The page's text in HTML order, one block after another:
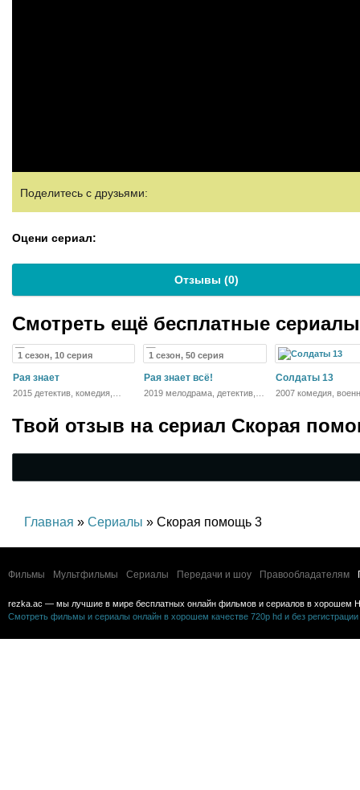
Поделитесь с друзьями:
Оцени сериал:
Отзывы (0)
Смотреть ещё бесплатные
1 сезон, 10 серия
Рая знает
2015 детектив, комедия,
1 сезон, 50 серия
Рая знает всё!
2019 мелодрама, детектив,
Солдаты 13
2007 комедия,
Твой отзыв на сериал Скорая
Главная » Сериалы » Скорая помощь 3
Фильмы Мультфильмы Сериалы Передачи и шоу Правообладателям
rezka.ac — мы лучшие в мире бесплатных онлайн фильмов и сериалов в хорошем
Смотреть фильмы и сериалы онлайн в хорошем качестве 720p hd и без